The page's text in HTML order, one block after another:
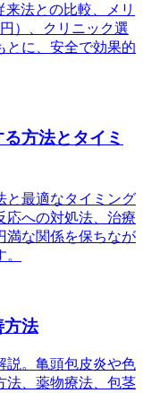
法との比較、メリ
）、クリニック選
とに、安全で効果的
方法とタイミ
と最適なタイミング
応への対処法、治療
満な関係を保ちなが
方法
説。亀頭包皮炎や色
法、薬物療法、包茎